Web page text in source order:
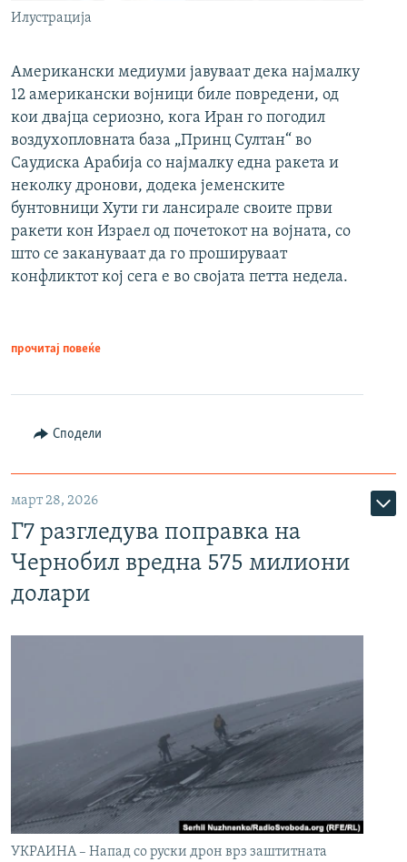
Илустрација
Американски медиуми јавуваат дека најмалку
12 американски војници биле повредени, од
кои двајца сериозно, кога Иран го погодил
воздухопловната база „Принц Султан“ во
Саудиска Арабија со најмалку една ракета и
неколку дронови, додека јеменските
бунтовници Хути ги лансирале своите први
ракети кон Израел од почетокот на војната, со
што се закануваат да го прошируваат
конфликтот кој сега е во својата петта недела.
прочитај повеќе
Сподели
март 28, 2026
Г7 разгледува поправка на
Чернобил вредна 575 милиони
долари
УКРАИНА – Напад со руски дрон врз заштитната